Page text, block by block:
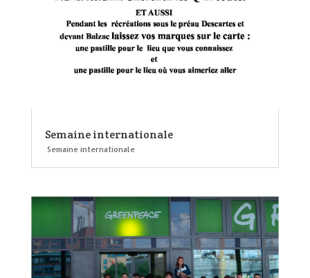
Semaine internationale
Semaine internationale